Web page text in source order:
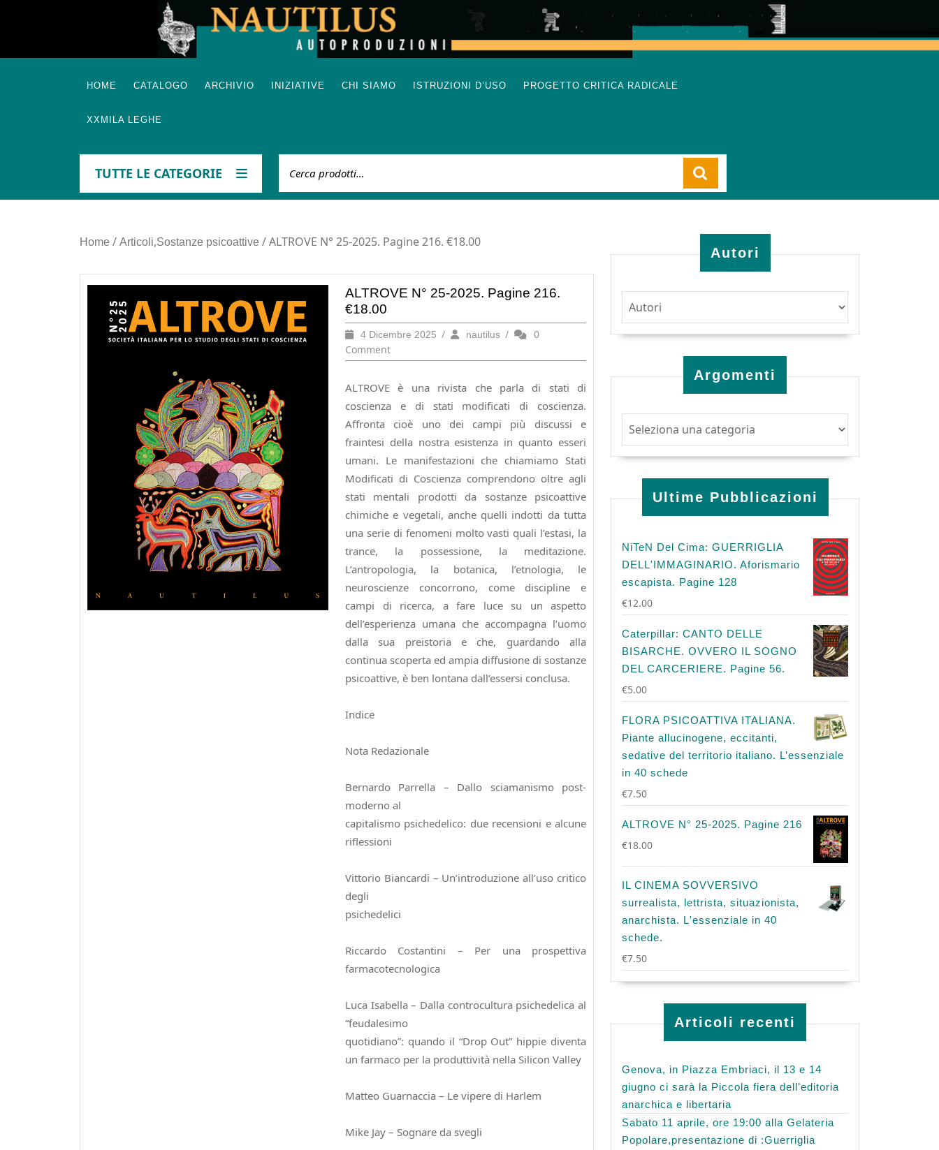
HOME CATALOGO ARCHIVIO INIZIATIVE CHI SIAMO ISTRUZIONI D’USO PROGETTO CRITICA RADICALE
XXMILA LEGHE
TUTTE LE CATEGORIE
Home / Articoli,Sostanze psicoattive / ALTROVE N° 25-2025. Pagine 216. €18.00
ALTROVE N° 25-2025. Pagine 216.
€18.00
4 Dicembre 2025
2025
/ nautilusnautilus
/
0
Comment
ALTROVE è una rivista che parla di stati di
coscienza e di stati modificati di coscienza.
Affronta cioè uno dei campi più discussi e
fraintesi della nostra esistenza in quanto esseri
umani. Le manifestazioni che chiamiamo Stati
Modificati di Coscienza comprendono oltre agli
stati mentali prodotti da sostanze psicoattive
chimiche e vegetali, anche quelli indotti da tutta
una serie di fenomeni molto vasti quali l’estasi, la
trance, la possessione, la meditazione.
L’antropologia, la botanica, l’etnologia, le
neuroscienze concorrono, come discipline e
campi di ricerca, a fare luce su un aspetto
dell’esperienza umana che accompagna l’uomo
dalla sua preistoria e che, guardando alla
continua scoperta ed ampia diffusione di sostanze
psicoattive, è ben lontana dall’essersi conclusa.
Indice
Nota Redazionale
Bernardo Parrella – Dallo sciamanismo post-
moderno al
capitalismo psichedelico: due recensioni e alcune
riflessioni
Vittorio Biancardi – Un’introduzione all’uso critico
degli
psichedelici
Riccardo Costantini – Per una prospettiva
farmacotecnologica
Luca Isabella – Dalla controcultura psichedelica al
“feudalesimo
quotidiano”: quando il “Drop Out” hippie diventa
un farmaco per la produttività nella Silicon Valley
Matteo Guarnaccia – Le vipere di Harlem
Mike Jay – Sognare da svegli
Autori
Argomenti
Ultime Pubblicazioni
NiTeN Del Cima: GUERRIGLIA
DELL'IMMAGINARIO. Aforismario
escapista. Pagine 128
€12.00
Caterpillar: CANTO DELLE
BISARCHE. OVVERO IL SOGNO
DEL CARCERIERE. Pagine 56.
€5.00
FLORA PSICOATTIVA ITALIANA.
Piante allucinogene, eccitanti,
sedative del territorio italiano. L’essenziale
in 40 schede
€7.50
ALTROVE N° 25-2025. Pagine 216
€18.00
IL CINEMA SOVVERSIVO
surrealista, lettrista, situazionista,
anarchista. L'essenziale in 40
schede.
€7.50
Articoli recenti
Genova, in Piazza Embriaci, il 13 e 14
giugno ci sarà la Piccola fiera dell’editoria
anarchica e libertaria
Sabato 11 aprile, ore 19:00 alla Gelateria
Popolare,presentazione di :Guerriglia